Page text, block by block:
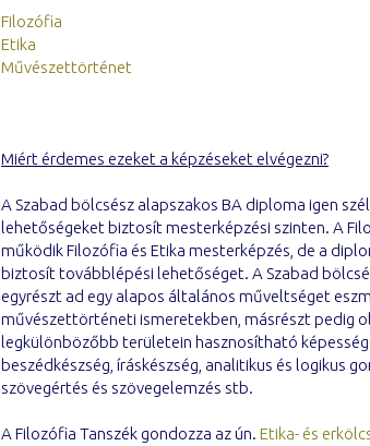
Filozófia
Etika
Művészettörténet
Miért érdemes ezeket a képzéseket elvégezni?
A Szabad bölcsész alapszakos BA diploma igen
lehetőségeket biztosít mesterképzési szinten. A
működik Filozófia és Etika mesterképzés, de a
biztosít továbblépési lehetőséget. A Szabad
egyrészt ad egy alapos általános műveltséget
művészettörténeti ismeretekben, másrészt pedig
legkülönbözőbb területein hasznosítható
beszédkészség, íráskészség, analitikus és logikus
szövegértés és szövegelemzés stb.
A Filozófia Tanszék gondozza az ún. Etika- és